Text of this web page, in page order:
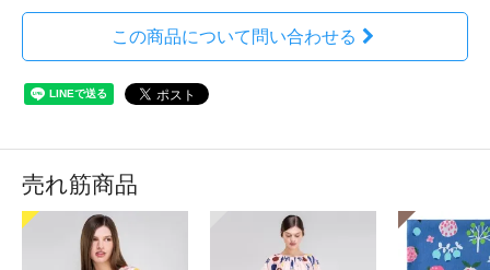
この商品について問い合わせる
売れ筋商品